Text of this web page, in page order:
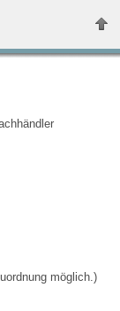
möglich.)